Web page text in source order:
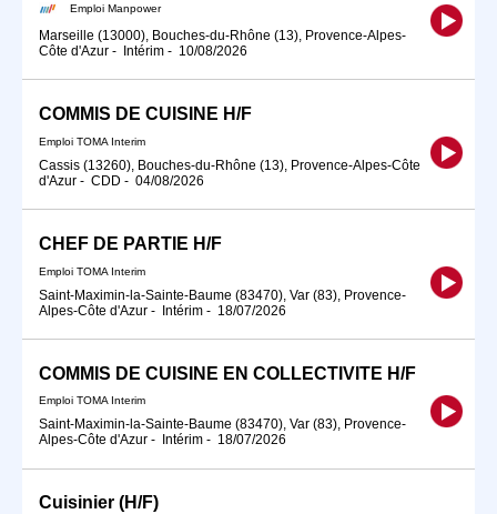
Emploi Manpower
Marseille (13000), Bouches-du-Rhône (13), Provence-Alpes-
Côte d'Azur - Intérim - 10/08/2026
COMMIS DE CUISINE H/F
Emploi TOMA Interim
Cassis (13260), Bouches-du-Rhône (13), Provence-Alpes-Côte
d'Azur - CDD - 04/08/2026
CHEF DE PARTIE H/F
Emploi TOMA Interim
Saint-Maximin-la-Sainte-Baume (83470), Var (83), Provence-
Alpes-Côte d'Azur - Intérim - 18/07/2026
COMMIS DE CUISINE EN COLLECTIVITE H/F
Emploi TOMA Interim
Saint-Maximin-la-Sainte-Baume (83470), Var (83), Provence-
Alpes-Côte d'Azur - Intérim - 18/07/2026
Cuisinier (H/F)